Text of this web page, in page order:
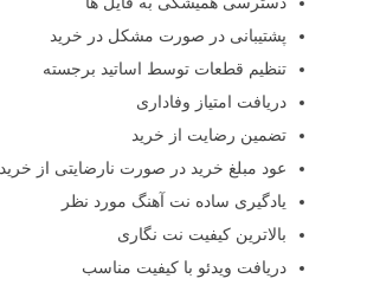
پشتیبانی در صورت مشکل در خرید
تنظیم قطعات توسط اساتید برجسته
دریافت امتیاز وفاداری
تضمین رضایت از خرید
عود مبلغ خرید در صورت نارضایتی از خرید
یادگیری ساده نت آهنگ مورد نظر
بالاترین کیفیت نت نگاری
دریافت ویدئو با کیفیت مناسب